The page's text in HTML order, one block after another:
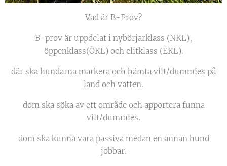
Vad är B-Prov?
B-prov är uppdelat i nybörjarklass (NKL),
öppenklass(ÖKL) och elitklass (EKL).
där ska hundarna markera och hämta vilt/dummies på
land och vatten.
dom ska söka av ett område och apportera funna
vilt/dummies.
dom ska kunna vara passiva medan en annan hund
jobbar.